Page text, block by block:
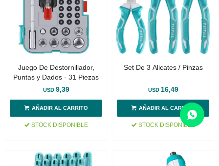
Juego De Destornillador,
Puntas y Dados - 31 Piezas
USD 9,39
STOCK DISPONIBLE
Set De 3 Alicates / Pinzas
USD 16,49
STOCK DISPONIBLE